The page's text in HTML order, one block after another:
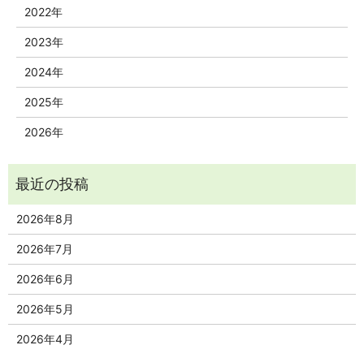
2022年
2023年
2024年
2025年
2026年
2026年8月
2026年7月
2026年6月
2026年5月
2026年4月